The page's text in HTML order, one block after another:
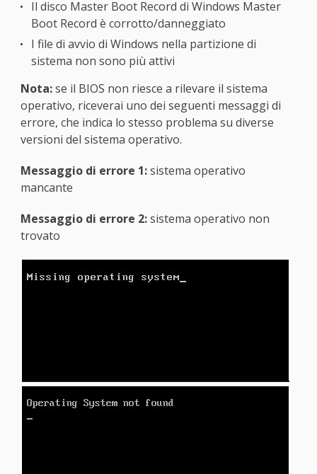
Il disco Master Boot Record di Windows Master
Boot Record è corrotto/danneggiato
I file di avvio di Windows nella partizione di
sistema non sono più attivi
Nota:se il BIOS non riesce a rilevare il sistema
operativo, riceverai uno dei seguenti messaggi di
errore, che indica lo stesso problema su diverse
versioni del sistema operativo.
Messaggio di errore 1:sistema operativo
mancante
Messaggio di errore 2:sistema operativo non
trovato